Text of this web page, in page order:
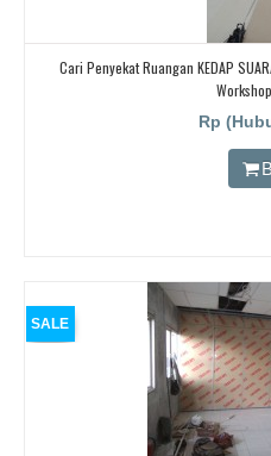
Cari Penyekat Ruangan KEDAP
Rp
SALE